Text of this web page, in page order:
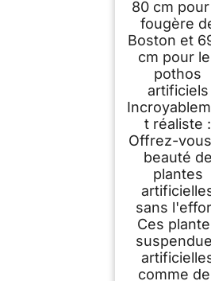
80 cm pour
fougère
Boston et
cm pour
pothos
artificiels
t réaliste :
Offrez-
beauté de
plantes
sans
Ces
comme